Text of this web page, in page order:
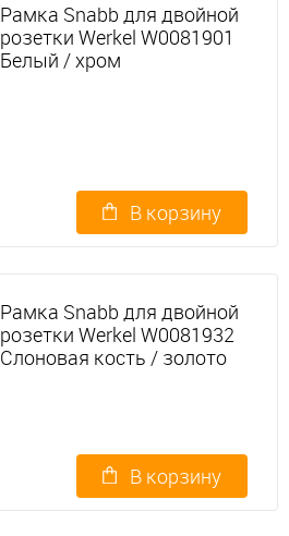
Рамка Snabb для двойной
розетки Werkel W0081901
Белый / хром
В корзину
Рамка Snabb для двойной
розетки Werkel W0081932
Слоновая кость / золото
В корзину